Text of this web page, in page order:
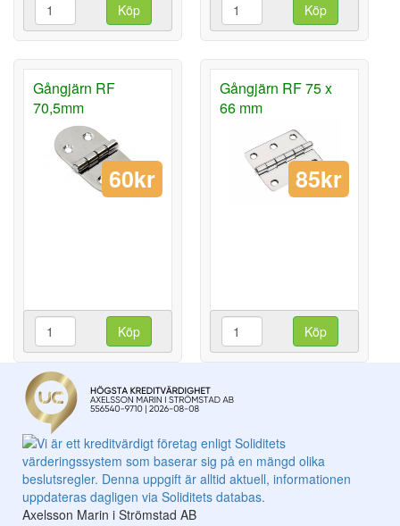
Köp Köp
Gångjärn RF
70,5mm
60kr
Köp
Gångjärn RF 75 x
66 mm
85kr
Köp
Axelsson Marin i Strömstad AB